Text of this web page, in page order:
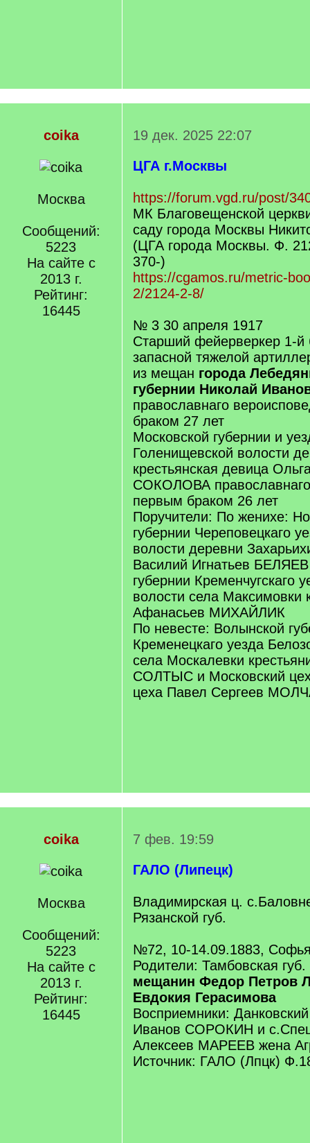
coika
Москва
Сообщений:
5223
На сайте с
2013 г.
Рейтинг:
16445
19 дек. 2025 22:07
ЦГА г.Москвы
https://forum.vgd.ru/post/
МК Благовещенской
саду города Москвы
(ЦГА города Москвы. Ф.
370-)
https://cgamos.ru/metric-
2/2124-2-8/
№ 3 30 апреля 1917
Старший фейерверкер 1-й
запасной тяжелой
из мещан города
губернии Николай
православнаго
браком 27 лет
Московской губернии и
Голенищевской волости
крестьянская девица
СОКОЛОВА
первым браком 26 лет
Поручители: По женихе:
губернии Череповецкаго
волости деревни
Василий Игнатьев
губернии Кременчугскаго
волости села Максимовки
Афанасьев МИХАЙЛИК
По невесте: Волынской
Кременецкаго уезда
села Москалевки
СОЛТЫС и Московский
цеха Павел Сергеев
coika
Москва
Сообщений:
5223
На сайте с
2013 г.
Рейтинг:
16445
7 фев. 19:59
ГАЛО (Липецк)
Владимирская ц.
Рязанской губ.
№72, 10-14.09.1883,
Родители: Тамбовская губ.
мещанин Федор Петров
Евдокия Герасимова
Восприемники:
Иванов СОРОКИН и
Алексеев МАРЕЕВ жена
Источник: ГАЛО (Лпцк)